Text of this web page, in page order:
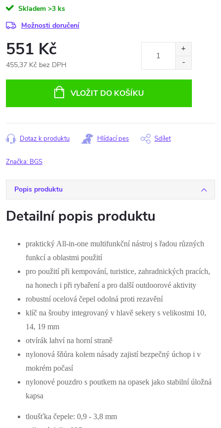
Skladem >3 ks
Možnosti doručení
551 Kč
455,37 Kč bez DPH
VLOŽIT DO KOŠÍKU
Dotaz k produktu Hlídací pes Sdílet
Značka: BGS
Popis produktu
Detailní popis produktu
praktický All-in-one multifunkční nástroj s řadou různých
funkcí a oblastmi použití
pro použití při kempování, turistice, zahradnických pracích,
na honech i při rybaření a pro další outdoorové aktivity
robustní ocelová čepel odolná proti rezavění
klíč na šrouby integrovaný v hlavě sekery s velikostmi 10,
14, 19 mm
otvírák lahví na horní straně
nylonová šňůra kolem násady zajistí bezpečný úchop i v
mokrém počasí
nylonové pouzdro s poutkem na opasek jako stabilní úložná
kapsa
tloušťka čepele: 0,9 - 3,8 mm